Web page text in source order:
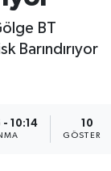
BT
Barındırıyor
10:14 10
GÖSTERIM